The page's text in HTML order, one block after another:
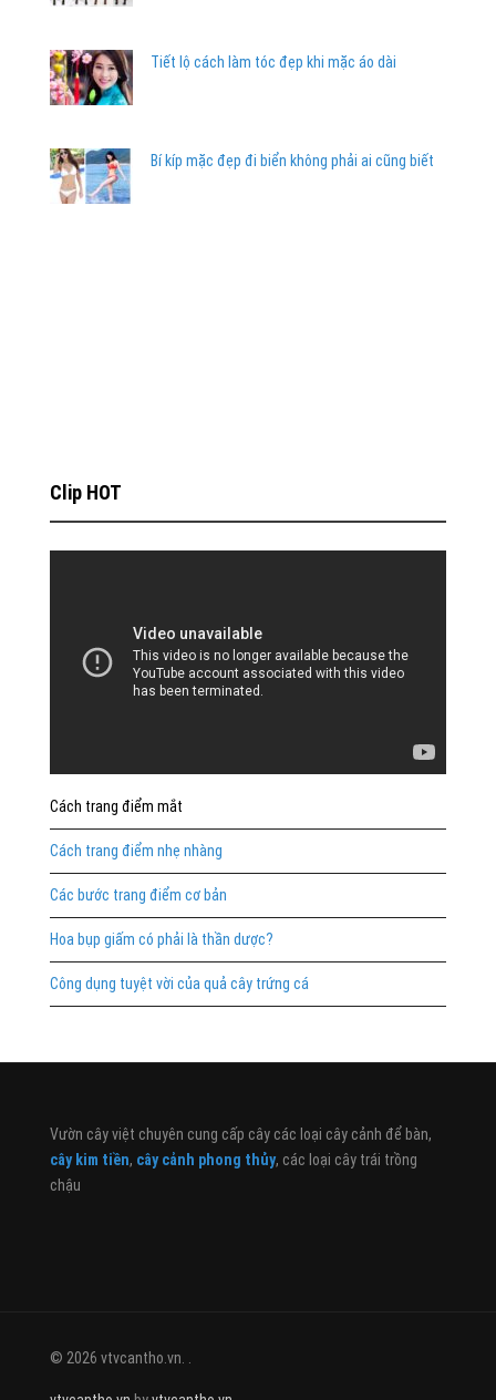
Tiết lộ cách làm tóc đẹp khi mặc áo dài
Bí kíp mặc đẹp đi biển không phải ai cũng biết
Clip HOT
Cách trang điểm mắt
Cách trang điểm nhẹ nhàng
Các bước trang điểm cơ bản
Hoa bụp giấm có phải là thần dược?
Công dụng tuyệt vời của quả cây trứng cá
Vườn cây việt chuyên cung cấp cây các loại cây cảnh để bàn,
cây kim tiền, cây cảnh phong thủy, các loại cây trái trồng
chậu
© 2026 vtvcantho.vn. .